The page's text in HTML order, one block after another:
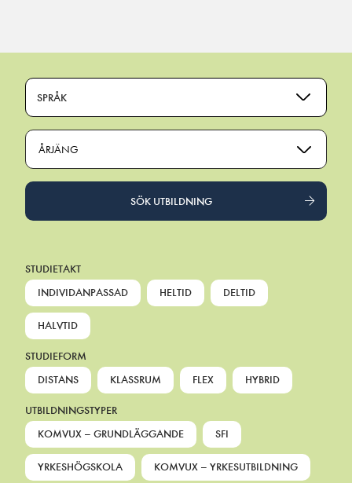
SPRÅK
ÅRJÄNG
SÖK UTBILDNING
STUDIETAKT
INDIVIDANPASSAD
HELTID DELTID
HALVTID
STUDIEFORM
DISTANS
KLASSRUM FLEX HYBRID
UTBILDNINGSTYPER
KOMVUX – GRUNDLÄGGANDE
SFI
YRKESHÖGSKOLA KOMVUX – YRKESUTBILDNING